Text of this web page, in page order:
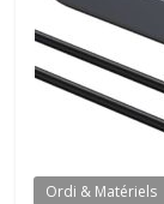
Ordi & Matériels